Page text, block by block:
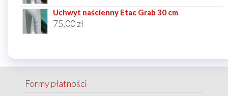
Uchwyt naścienny Etac Grab 30 cm
75,00zł
Formy płatności